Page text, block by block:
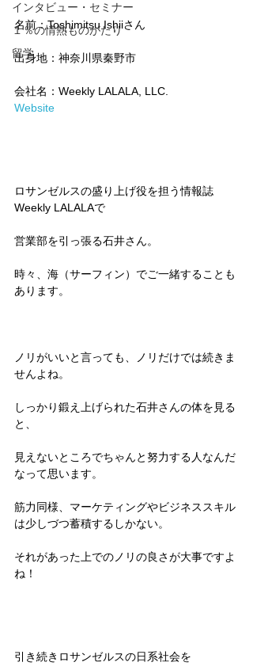
インタビュー・セミナー
１％の情熱ものがたり
留学
名前：Toshimitsu Ishiiさん
出身地：神奈川県秦野市
会社名：Weekly LALALA, LLC.
Website
ロサンゼルスの盛り上げ役を担う情報誌
Weekly LALALAで
営業部を引っ張る石井さん。
時々、海（サーフィン）でご一緒することも
あります。
ノリがいいと言っても、ノリだけでは続きま
せんよね。
しっかり鍛え上げられた石井さんの体を見る
と、
見えないところでちゃんと努力する人なんだ
なって思います。
筋力同様、マーケティングやビジネススキル
は少しづつ蓄積するしかない。
それがあった上でのノリの良さが大事ですよ
ね！
引き続きロサンゼルスの日系社会を